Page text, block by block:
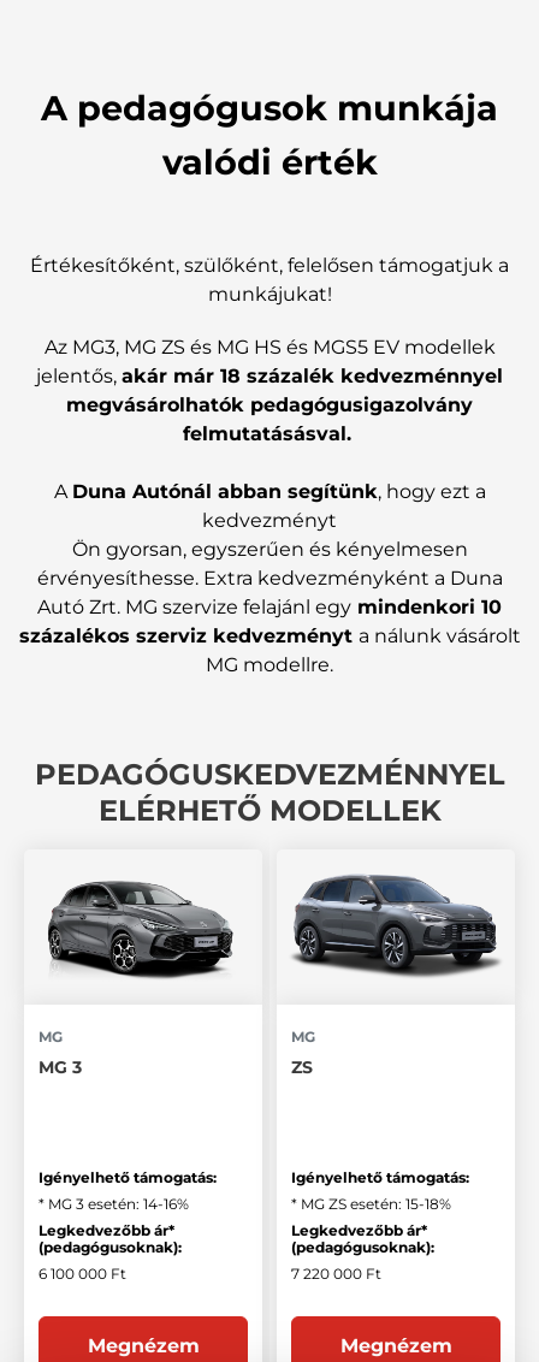
A pedagógusok munkája
valódi érték
Értékesítőként, szülőként, felelősen támogatjuk a
munkájukat!
Az MG3, MG ZS és MG HS és MGS5 EV modellek
jelentős, akár már 18 százalék kedvezménnyel
megvásárolhatók pedagógusigazolvány
felmutatásásval.
A Duna Autónál abban segítünk, hogy ezt a
kedvezményt
Ön gyorsan, egyszerűen és kényelmesen
érvényesíthesse. Extra kedvezményként a Duna
Autó Zrt. MG szervize felajánl egy mindenkori 10
százalékos szerviz kedvezményt a nálunk vásárolt
MG modellre.
PEDAGÓGUSKEDVEZMÉNNYEL
ELÉRHETŐ MODELLEK
MG
MG 3
Igényelhető támogatás:
* MG 3 esetén: 14-16%
Legkedvezőbb ár*
(pedagógusoknak):
6 100 000 Ft
Megnézem
MG
ZS
Igényelhető támogatás:
* MG ZS esetén: 15-18%
Legkedvezőbb ár*
(pedagógusoknak):
7 220 000 Ft
Megnézem